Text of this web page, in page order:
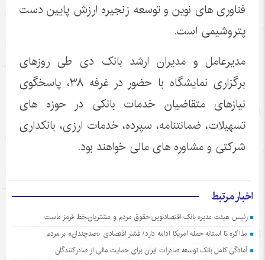
فناوری های نوین و توسعه زنجیره ارزش پایین دست
پتروشیمی است.
مدیرعامل و مدیران ارشد بانک دی طی روزهای
برگزاری نمایشگاه با حضور در غرفه ۳۸، پاسخگوی
نیازهای متقاضیان خدمات بانکی در حوزه های
تسهیلات، ضمانتنامه، سپرده، خدمات ارزی، بانکداری
شرکتی و مشاوره های مالی خواهند بود.
اخبار مرتبط
رئیس هیئت مدیره بانک اقتصادنوین:حقوق مردم و مشتریان،خط قرمز ماست
مذاکره تا آستانه حمله آمریکا ادامه دارد/ فشار اقتصادی «صدچندان» بر مردم
آمادگی کامل بانک توسعه صادرات ایران برای حمایت مالی از صادرکنندگان